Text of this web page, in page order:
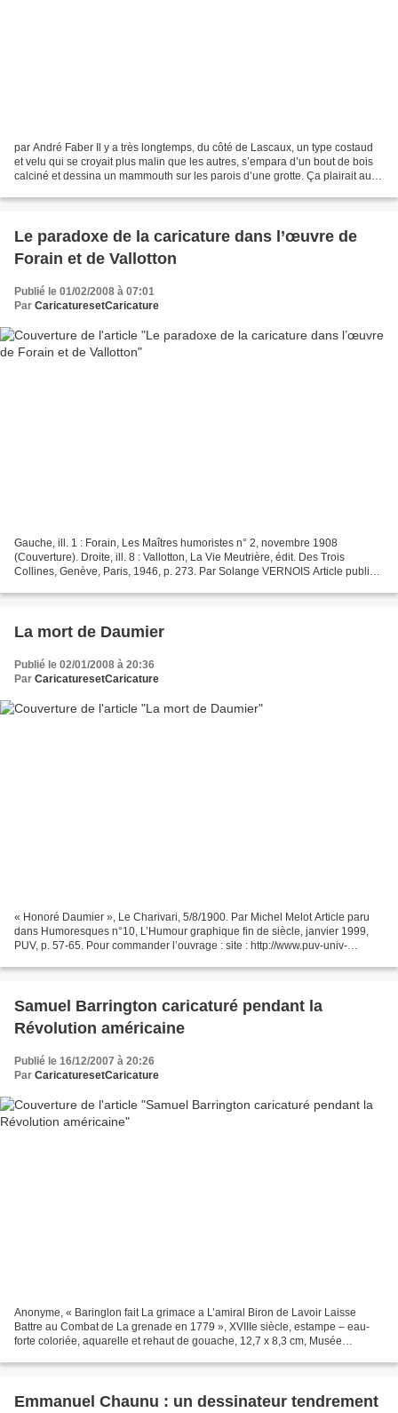
par André Faber Il y a très longtemps, du côté de Lascaux, un type costaud
et velu qui se croyait plus malin que les autres, s’empara d’un bout de bois
calciné et dessina un mammouth sur les parois d’une grotte. Ça plairait aux
Le paradoxe de la caricature dans l’œuvre de
Forain et de Vallotton
Publié le 01/02/2008 à 07:01
Par CaricaturesetCaricature
Gauche, ill. 1 : Forain, Les Maîtres humoristes n° 2, novembre 1908
(Couverture). Droite, ill. 8 : Vallotton, La Vie Meutrière, édit. Des Trois
Collines, Genève, Paris, 1946, p. 273. Par Solange VERNOIS Article publié
La mort de Daumier
Publié le 02/01/2008 à 20:36
Par CaricaturesetCaricature
« Honoré Daumier », Le Charivari, 5/8/1900. Par Michel Melot Article paru
dans Humoresques n°10, L’Humour graphique fin de siècle, janvier 1999,
PUV, p. 57-65. Pour commander l’ouvrage : site : http://www.puv-univ-
Samuel Barrington caricaturé pendant la
Révolution américaine
Publié le 16/12/2007 à 20:26
Par CaricaturesetCaricature
Anonyme, « Baringlon fait La grimace a L’amiral Biron de Lavoir Laisse
Battre au Combat de La grenade en 1779 », XVIIIe siècle, estampe – eau-
forte coloriée, aquarelle et rehaut de gouache, 12,7 x 8,3 cm, Musée
Emmanuel Chaunu : un dessinateur tendrement